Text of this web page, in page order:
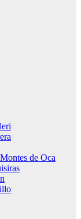
de Oca